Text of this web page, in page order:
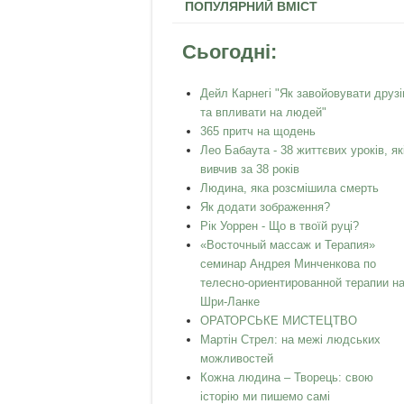
ПОПУЛЯРНИЙ ВМІСТ
Сьогодні:
Дейл Карнегі "Як завойовувати
та впливати на людей"
365 притч на щодень
Лео Бабаута - 38 життєвих уроків, які
вивчив за 38 років
Людина, яка розсмішила смерть
Як додати зображення?
Рік Уоррен - Що в твоїй руці?
«Восточный массаж и Терапия»
семинар Андрея Минченкова по
телесно-ориентированной терапии на
Шри-Ланке
ОРАТОРСЬКЕ МИСТЕЦТВО
Мартін Стрел: на межі людських
можливостей
Кожна людина – Творець: свою
історію ми пишемо самі